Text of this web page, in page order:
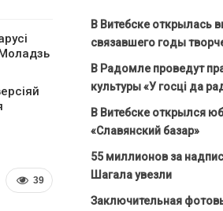
39
В Витебске открылась
связавшего годы
В Радомле проведут
культуры «У госці да
В Витебске открылся
«Славянский базар»
55 миллионов за
Шагала увезли
Заключительная